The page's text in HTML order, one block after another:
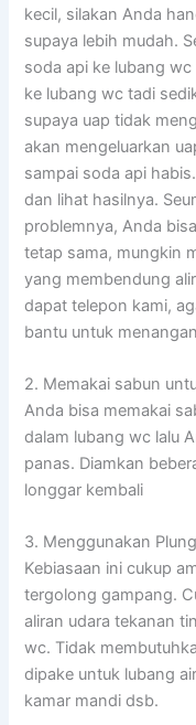
kecil, silakan Anda
supaya lebih mudah.
soda api ke lubang
ke lubang wc tadi
supaya uap tidak
akan mengeluarkan
sampai soda api
dan lihat hasilnya.
problemnya, Anda
tetap sama, mungkin
yang membendung
dapat telepon kami,
bantu untuk
2. Memakai sabun
Anda bisa memakai
dalam lubang wc lalu
panas. Diamkan
longgar kembali
3. Menggunakan
Kebiasaan ini cukup
tergolong gampang.
aliran udara tekanan
wc. Tidak
dipake untuk lubang
kamar mandi dsb.